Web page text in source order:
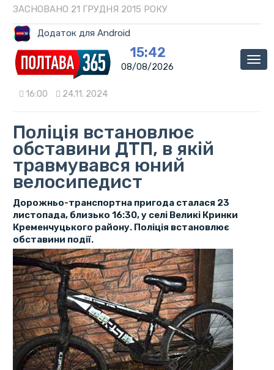
ЗАСНОВАНО 21 ГРУДНЯ 2015 РОКУ
Додаток для Android
15:42
08/08/2026
16:00 24.11. 2024
Поліція встановлює
обставини ДТП, в якій
травмувався юний
велосипедист
Дорожньо-транспортна пригода сталася 23
листопада, близько 16:30, у селі Великі Кринки
Кременчуцького району. Поліція встановлює
обставини події.